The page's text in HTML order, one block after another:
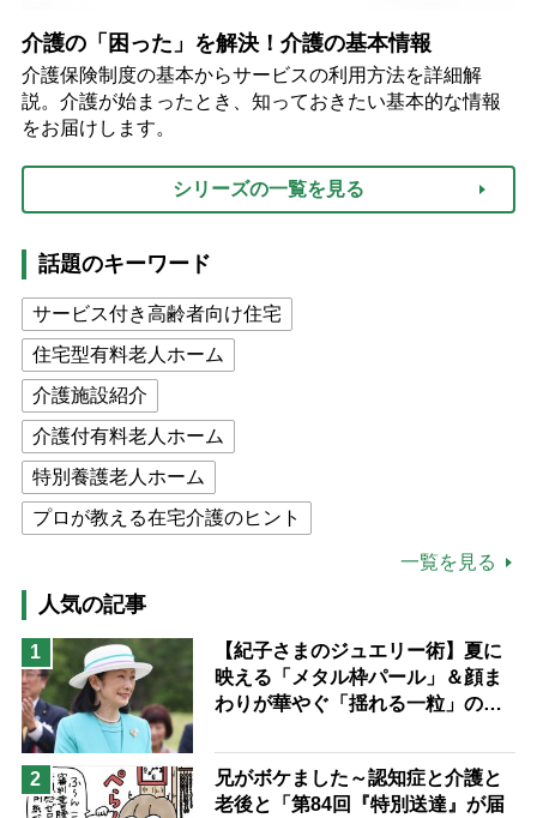
介護の「困った」を解決！介護の基本情報
介護保険制度の基本からサービスの利用方法を詳細解
説。介護が始まったとき、知っておきたい基本的な情報
をお届けします。
シリーズの一覧を見る
話題のキーワード
サービス付き高齢者向け住宅
住宅型有料老人ホーム
介護施設紹介
介護付有料老人ホーム
特別養護老人ホーム
プロが教える在宅介護のヒント
高木ブー
ケアマネジャー
猫が母になつきません
息子の遠距離介護サバイバル術
兄がボケました
予防法
一覧を見る
人気の記事
1
【紀子さまのジュエリー術】夏に
映える「メタル枠パール」＆顔ま
わりが華やぐ「揺れる一粒」の使
2
兄がボケました～認知症と介護と
老後と「第84回『特別送達』が届